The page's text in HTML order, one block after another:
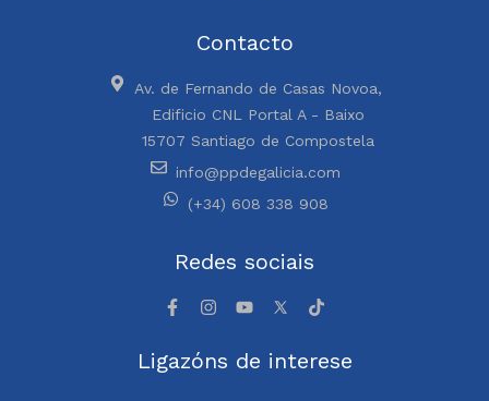
Contacto
Av. de Fernando de Casas Novoa,
Edificio CNL Portal A - Baixo
15707 Santiago de Compostela
info@ppdegalicia.com
(+34) 608 338 908
Redes sociais
Ligazóns de interese